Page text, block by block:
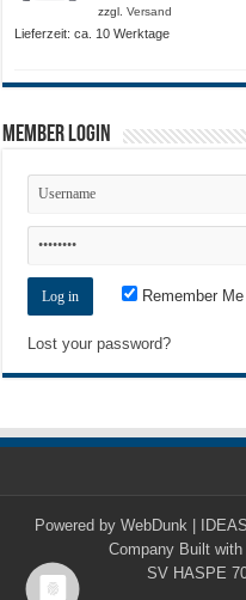
zzgl.Versand
Lieferzeit: ca. 10 Werktage
Member Login
Remember Me
Lost your password?
Powered by WebDunk |
CompanyBuilt with
SV HASPE